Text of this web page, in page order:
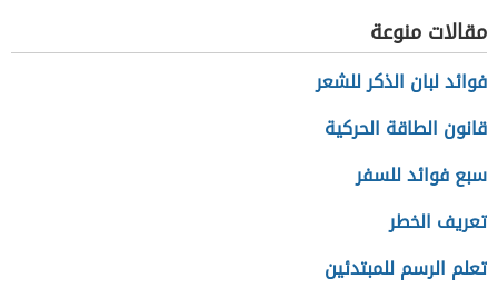
واللاإقليدية
مقالات منوعة
فوائد لبان الذكر للشعر
قانون الطاقة الحركية
سبع فوائد للسفر
تعريف الخطر
تعلم الرسم للمبتدئين